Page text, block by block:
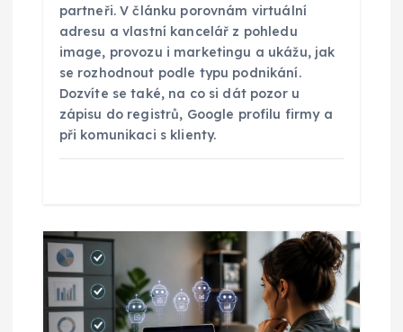
partneři. V článku porovnám virtuální
adresu a vlastní kancelář z pohledu
image, provozu i marketingu a ukážu, jak
se rozhodnout podle typu podnikání.
Dozvíte se také, na co si dát pozor u
zápisu do registrů, Google profilu firmy a
při komunikaci s klienty.